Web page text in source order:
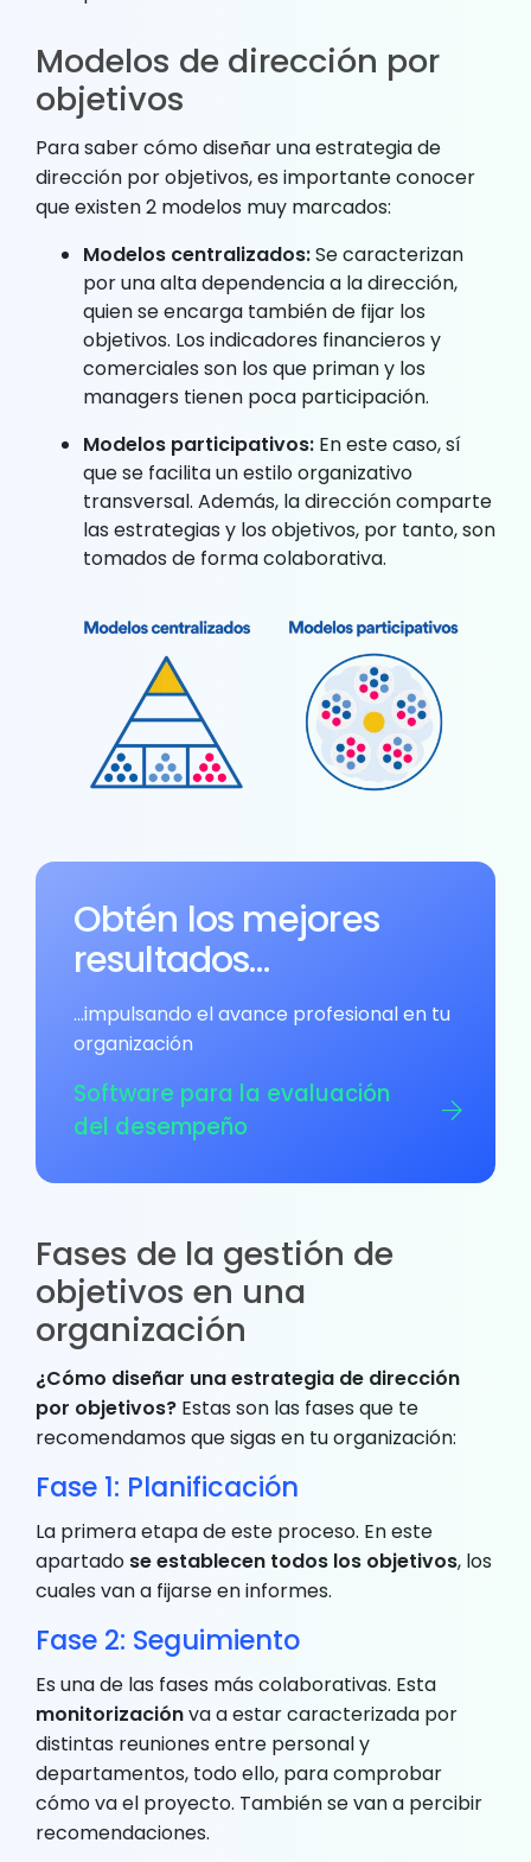
Modelos de dirección por
objetivos
Para saber cómo diseñar una estrategia de
dirección por objetivos, es importante conocer
que existen 2 modelos muy marcados:
Modelos centralizados:Se caracterizan
por una alta dependencia a la dirección,
quien se encarga también de fijar los
objetivos. Los indicadores financieros y
comerciales son los que priman y los
managers tienen poca participación.
Modelos participativos: En este caso, sí
que se facilita un estilo organizativo
transversal. Además, la dirección comparte
las estrategias y los objetivos, por tanto, son
tomados de forma colaborativa.
Obtén los mejores
resultados…
…impulsando el avance profesional en tu
organización
Software para la evaluación
del desempeño
Fases de la gestión de
objetivos en una
organización
¿Cómo diseñar una estrategia de dirección
por objetivos? Estas son las fases que te
recomendamos que sigas en tu organización:
Fase 1: Planificación
La primera etapa de este proceso. En este
apartado se establecen todos los objetivos, los
cuales van a fijarse en informes.
Fase 2: Seguimiento
Es una de las fases más colaborativas. Esta
monitorizaciónva a estar caracterizada por
distintas reuniones entre personal y
departamentos, todo ello, para comprobar
cómo va el proyecto. También se van a percibir
recomendaciones.